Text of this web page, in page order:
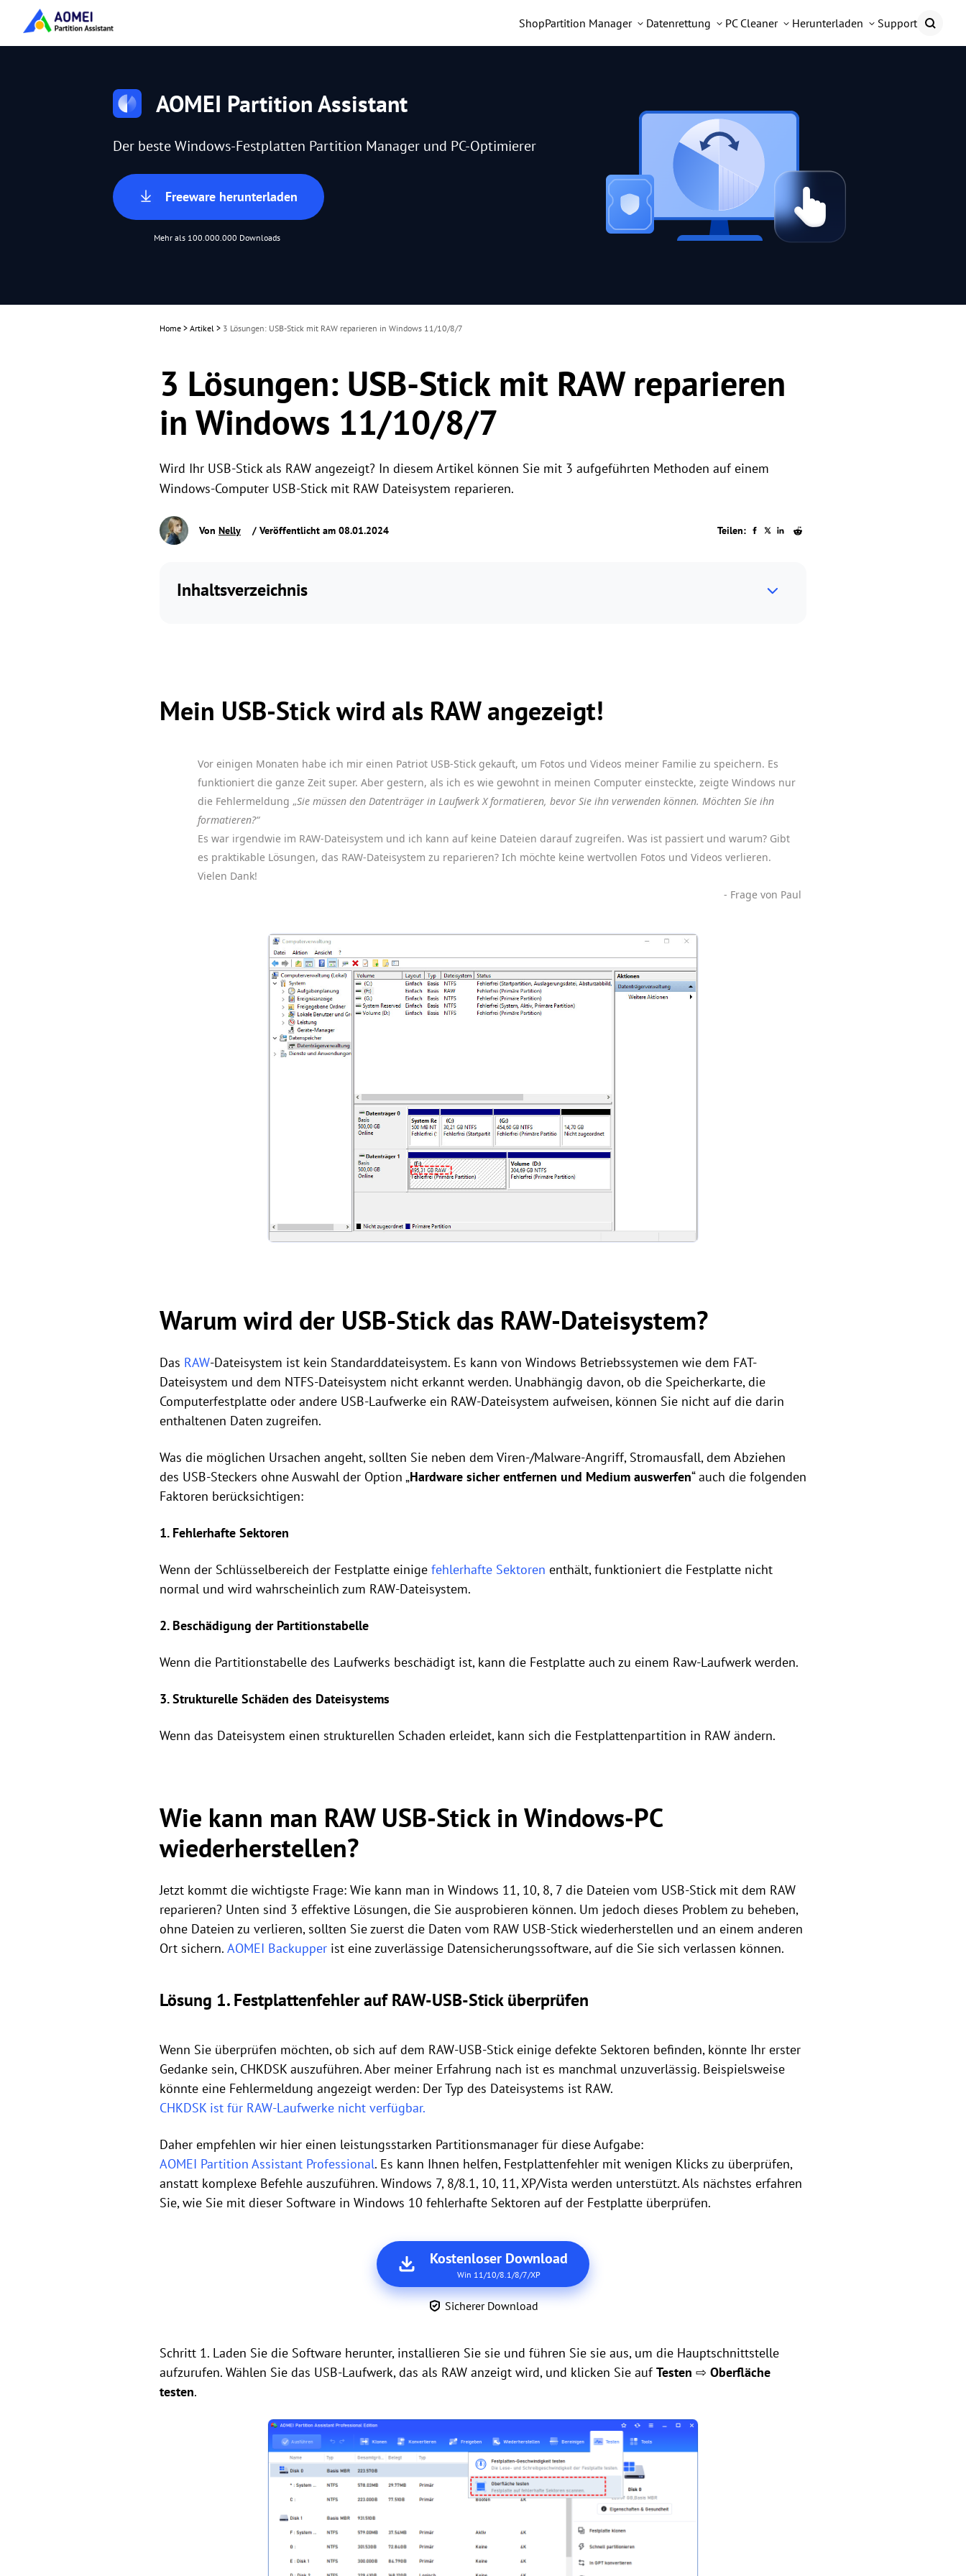
ShopPartition Manager Datenrettung PC Cleaner Herunterladen Support
AOMEI Partition Assistant
Der beste Windows-Festplatten Partition Manager und PC-Optimierer
Freeware herunterladen
Mehr als 100.000.000 Downloads
Home > Artikel > 3 Lösungen: USB-Stick mit RAW reparieren in Windows 11/10/8/7
3 Lösungen: USB-Stick mit RAW reparieren
in Windows 11/10/8/7
Wird Ihr USB-Stick als RAW angezeigt? In diesem Artikel können Sie mit 3 aufgeführten Methoden auf einem
Windows-Computer USB-Stick mit RAW Dateisystem reparieren.
Von Nelly / Veröffentlicht am 08.01.2024 Teilen:
Inhaltsverzeichnis
Mein USB-Stick wird als RAW angezeigt!
Vor einigen Monaten habe ich mir einen Patriot USB-Stick gekauft, um Fotos und Videos meiner Familie zu speichern. Es
funktioniert die ganze Zeit super. Aber gestern, als ich es wie gewohnt in meinen Computer einsteckte, zeigte Windows nur
die Fehlermeldung „Sie müssen den Datenträger in Laufwerk X formatieren, bevor Sie ihn verwenden können. Möchten Sie ihn
formatieren?“
Es war irgendwie im RAW-Dateisystem und ich kann auf keine Dateien darauf zugreifen. Was ist passiert und warum? Gibt
es praktikable Lösungen, das RAW-Dateisystem zu reparieren? Ich möchte keine wertvollen Fotos und Videos verlieren.
Vielen Dank!
- Frage von Paul
Warum wird der USB-Stick das RAW-Dateisystem?
Das RAW-Dateisystem ist kein Standarddateisystem. Es kann von Windows Betriebssystemen wie dem FAT-
Dateisystem und dem NTFS-Dateisystem nicht erkannt werden. Unabhängig davon, ob die Speicherkarte, die
Computerfestplatte oder andere USB-Laufwerke ein RAW-Dateisystem aufweisen, können Sie nicht auf die darin
enthaltenen Daten zugreifen.
Was die möglichen Ursachen angeht, sollten Sie neben dem Viren-/Malware-Angriff, Stromausfall, dem Abziehen
des USB-Steckers ohne Auswahl der Option „Hardware sicher entfernen und Medium auswerfen“ auch die folgenden
Faktoren berücksichtigen:
1. Fehlerhafte Sektoren
Wenn der Schlüsselbereich der Festplatte einige fehlerhafte Sektoren enthält, funktioniert die Festplatte nicht
normal und wird wahrscheinlich zum RAW-Dateisystem.
2. Beschädigung der Partitionstabelle
Wenn die Partitionstabelle des Laufwerks beschädigt ist, kann die Festplatte auch zu einem Raw-Laufwerk werden.
3. Strukturelle Schäden des Dateisystems
Wenn das Dateisystem einen strukturellen Schaden erleidet, kann sich die Festplattenpartition in RAW ändern.
Wie kann man RAW USB-Stick in Windows-PC
wiederherstellen?
Jetzt kommt die wichtigste Frage: Wie kann man in Windows 11, 10, 8, 7 die Dateien vom USB-Stick mit dem RAW
reparieren? Unten sind 3 effektive Lösungen, die Sie ausprobieren können. Um jedoch dieses Problem zu beheben,
ohne Dateien zu verlieren, sollten Sie zuerst die Daten vom RAW USB-Stick wiederherstellen und an einem anderen
Ort sichern. AOMEI Backupper ist eine zuverlässige Datensicherungssoftware, auf die Sie sich verlassen können.
Lösung 1. Festplattenfehler auf RAW-USB-Stick überprüfen
Wenn Sie überprüfen möchten, ob sich auf dem RAW-USB-Stick einige defekte Sektoren befinden, könnte Ihr erster
Gedanke sein, CHKDSK auszuführen. Aber meiner Erfahrung nach ist es manchmal unzuverlässig. Beispielsweise
könnte eine Fehlermeldung angezeigt werden: Der Typ des Dateisystems ist RAW.
CHKDSK ist für RAW-Laufwerke nicht verfügbar.
Daher empfehlen wir hier einen leistungsstarken Partitionsmanager für diese Aufgabe:
AOMEI Partition Assistant Professional. Es kann Ihnen helfen, Festplattenfehler mit wenigen Klicks zu überprüfen,
anstatt komplexe Befehle auszuführen. Windows 7, 8/8.1, 10, 11, XP/Vista werden unterstützt. Als nächstes erfahren
Sie, wie Sie mit dieser Software in Windows 10 fehlerhafte Sektoren auf der Festplatte überprüfen.
Kostenloser Download
Win 11/10/8.1/8/7/XP
Sicherer Download
Schritt 1. Laden Sie die Software herunter, installieren Sie sie und führen Sie sie aus, um die Hauptschnittstelle
aufzurufen. Wählen Sie das USB-Laufwerk, das als RAW anzeigt wird, und klicken Sie aufTesten ⇨ Oberfläche
testen.